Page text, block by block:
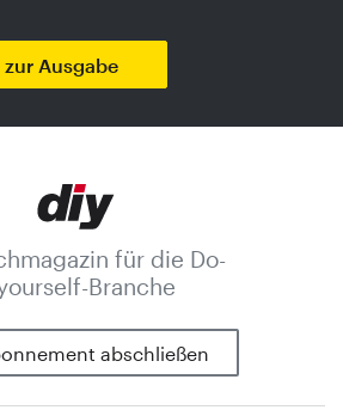
zur Ausgabe
für die Do-
Branche
abschließen